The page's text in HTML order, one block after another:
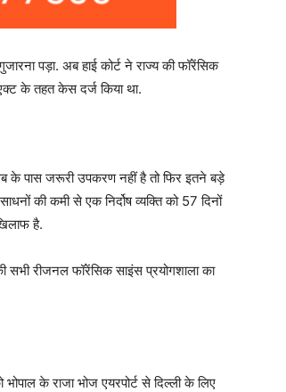
पड़ा. अब हाई कोर्ट ने राज्य की फॉरेंसिक
के तहत केस दर्ज किया था.
के पास जरूरी उपकरण नहीं है तो फिर इतने बड़े
की कमी से एक निर्दोष व्यक्ति को 57 दिनों
है.
सभी रीजनल फॉरेंसिक साइंस प्रयोगशाला का
के राजा भोज एयरपोर्ट से दिल्ली के लिए